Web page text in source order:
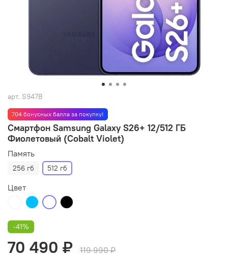
арт. S947B
704 бонусных балла за покупку!
Смартфон Samsung Galaxy S26+ 12/512 ГБ
Фиолетовый (Cobalt Violet)
Память
256 гб 512 гб
Цвет
-41%
70 490 ₽ 119 990 ₽